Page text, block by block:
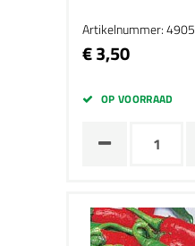
Artikelnummer: 4905
€ 3,50
OP VOORRAAD